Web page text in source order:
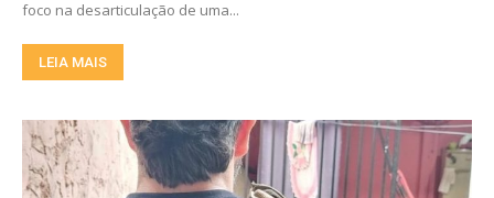
foco na desarticulação de uma...
LEIA MAIS